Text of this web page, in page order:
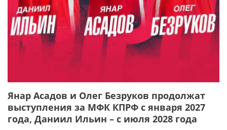
Янар Асадов и Олег Безруков продолжат
выступления за МФК КПРФ с января 2027
года, Даниил Ильин – с июля 2028 года